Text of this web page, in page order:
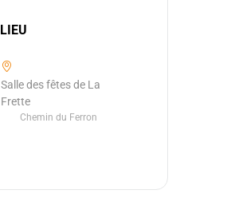
LIEU
Salle des fêtes de La
Frette
Chemin du Ferron